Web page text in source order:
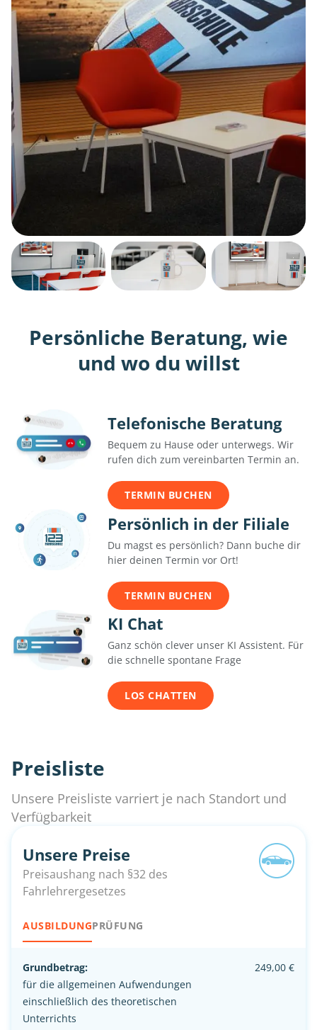
Persönliche Beratung, wie
und wo du willst
Telefonische Beratung
Bequem zu Hause oder unterwegs. Wir
rufen dich zum vereinbarten Termin an.
TERMIN BUCHEN
Persönlich in der Filiale
Du magst es persönlich? Dann buche dir
hier deinen Termin vor Ort!
TERMIN BUCHEN
KI Chat
Ganz schön clever unser KI Assistent. Für
die schnelle spontane Frage
LOS CHATTEN
Preisliste
Unsere Preisliste varriert je nach Standort und
Verfügbarkeit
Unsere Preise
Preisaushang nach §32 des
Fahrlehrergesetzes
AUSBILDUNGPRÜFUNG
Grundbetrag:
für die allgemeinen Aufwendungen
einschließlich des theoretischen
Unterrichts
249,00 €